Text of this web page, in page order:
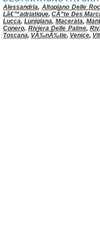
Alessandria,Altopiano Delle
Lâ€™adriatique,CÃ”te Des
Lucca, Lunigiana, Macerata,
Conero, Riviera Delle Palme,
Toscana, VÃ‰nÃ‰tie, Venice,